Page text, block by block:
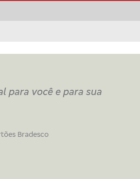
para você e para sua
Bradesco